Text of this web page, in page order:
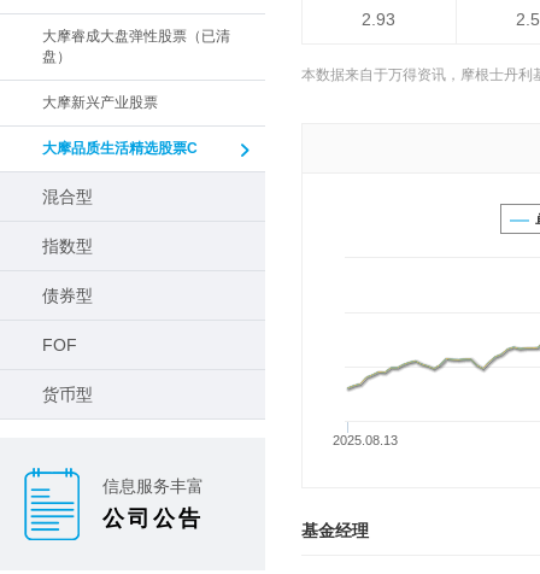
大摩睿成大盘弹性股票（已清
盘）
大摩新兴产业股票
大摩品质生活精选股票C
混合型
指数型
债券型
FOF
货币型
信息服务丰富
公司公告
2.93
本数据来自于万得资讯，摩根士丹
2025.08.13
基金经理